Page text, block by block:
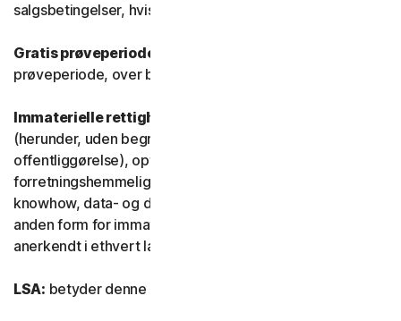
salgsbetingelser, hvis du handler direkte med os).
Gratis prøveperiode:
prøveperiode, over begrænset eller ubegrænset tid.
Immaterielle rettigheder:
(herunder, uden begrænsning, patentansøgninger og
offentliggørelse), opfindelser, ophavsrettigheder,
forretningshemmeligheder, ideelle rettigheder,
knowhow, data- og databaserettigheder samt enhver
anden form for immaterielle ejendomsrettigheder, der er
anerkendt i ethvert land eller enhver jurisdiktion i verden.
LSA: betyder denne Licens- og serviceaftale.